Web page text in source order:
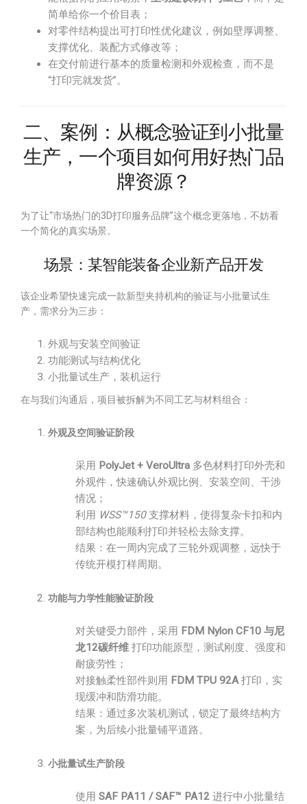
简单给你一个价目表；
对零件结构提出可打印性优化建议，例如壁厚调整、
支撑优化、装配方式修改等；
在交付前进行基本的质量检测和外观检查，而不是
“打印完就发货”。
二、案例：从概念验证到小批量
生产，一个项目如何用好热门品
牌资源？
为了让“市场热门的3D打印服务品牌”这个概念更落地，不妨看
一个简化的真实场景。
场景：某智能装备企业新产品开发
该企业希望快速完成一款新型夹持机构的验证与小批量试生
产，需求分为三步：
外观与安装空间验证
功能测试与结构优化
小批量试生产，装机运行
在与我们沟通后，项目被拆解为不同工艺与材料组合：
外观及空间验证阶段
采用 PolyJet + VeroUltra 多色材料打印外壳和
外观件，快速确认外观比例、安装空间、干涉
情况；
利用 WSS™150支撑材料，使得复杂卡扣和内
部结构也能顺利打印并轻松去除支撑。
结果：在一周内完成了三轮外观调整，远快于
传统开模打样周期。
功能与力学性能验证阶段
对关键受力部件，采用 FDM Nylon CF10 与尼
龙12碳纤维 打印功能原型，测试刚度、强度和
耐疲劳性；
对接触柔性部件则用 FDM TPU 92A打印，实
现缓冲和防滑功能。
结果：通过多次装机测试，锁定了最终结构方
案，为后续小批量铺平道路。
小批量试生产阶段
使用 SAF PA11 / SAF™ PA12 进行中小批量结